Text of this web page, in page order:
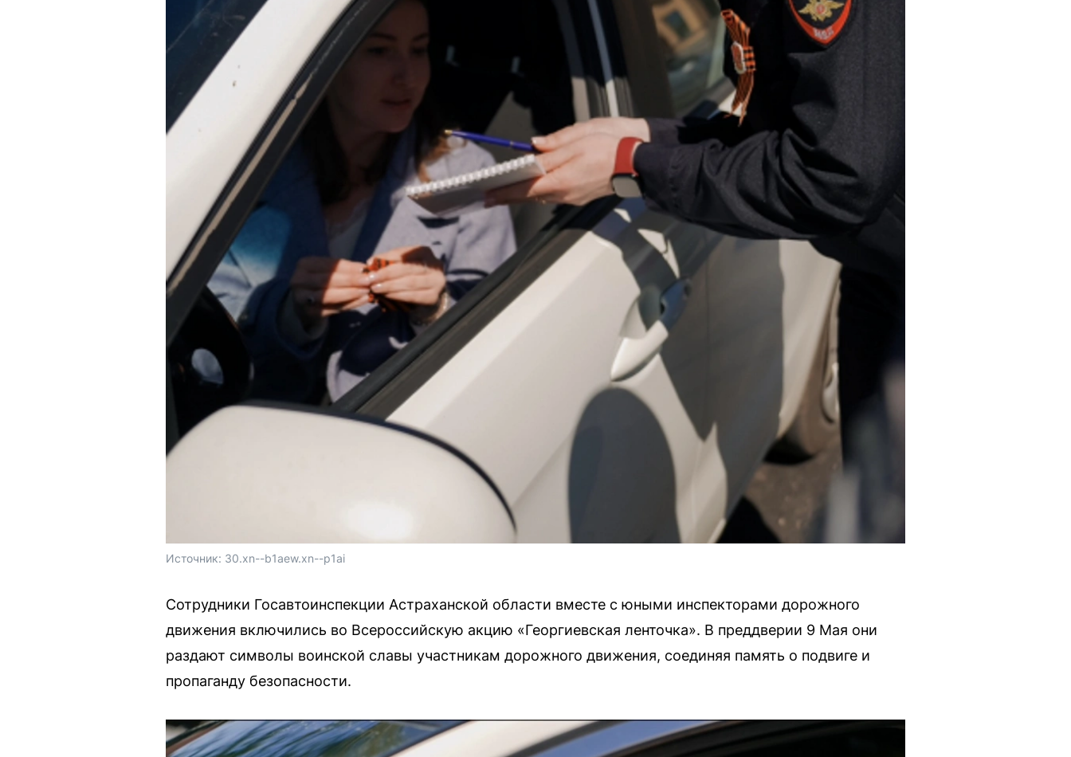
Источник: 30.xn--b1aew.xn--p1ai
Сотрудники Госавтоинспекции Астраханской области вместе с юными инспекторами дорожного
движения включились во Всероссийскую акцию «Георгиевская ленточка». В преддверии 9 Мая они
раздают символы воинской славы участникам дорожного движения, соединяя память о подвиге и
пропаганду безопасности.